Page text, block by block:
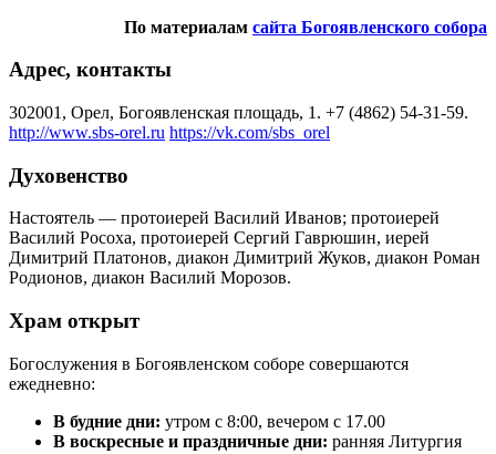
По материалам сайта Богоявленского собора
Адрес, контакты
302001, Орел, Богоявленская площадь, 1. +7 (4862) 54-31-59.
http://www.sbs-orel.ru https://vk.com/sbs_orel
Духовенство
Настоятель — протоиерей Василий Иванов; протоиерей
Василий Росоха, протоиерей Сергий Гаврюшин, иерей
Димитрий Платонов, диакон Димитрий Жуков, диакон Роман
Родионов, диакон Василий Морозов.
Храм открыт
Богослужения в Богоявленском соборе совершаются
ежедневно:
В будние дни: утром с 8:00, вечером с 17.00
В воскресные и праздничные дни: ранняя Литургия